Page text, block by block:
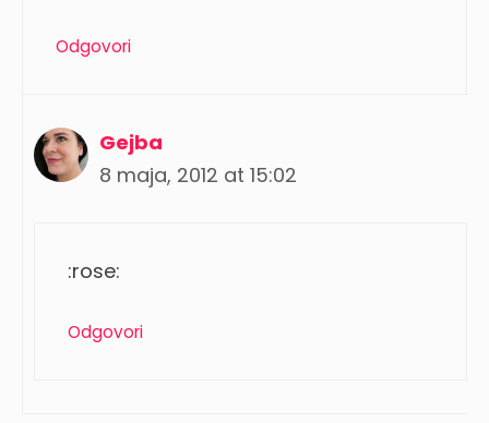
Odgovori
Gejba
8 maja, 2012 at 15:02
:rose:
Odgovori